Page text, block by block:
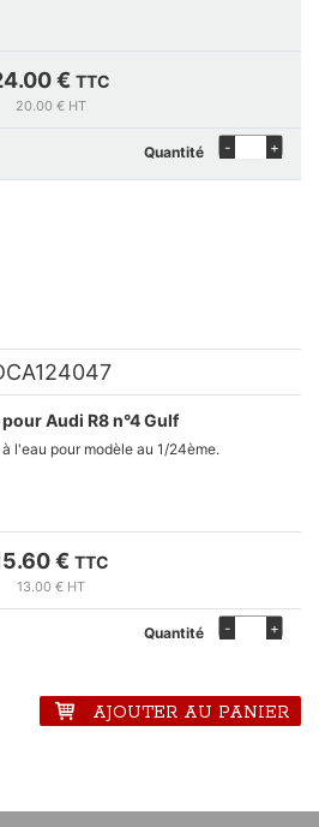
lisses en résine souple.
en cas de rupture de stock, nous
€ TTC
20.00 € HT
Quantité - +
Audi R8 n°4 Gulf
l'eau pour modèle au 1/24ème.
€ TTC
13.00 € HT
Quantité - +
AJOUTER AU PANIER